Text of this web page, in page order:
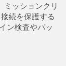
ミッションクリ
続を保護する
ン検査やパッ